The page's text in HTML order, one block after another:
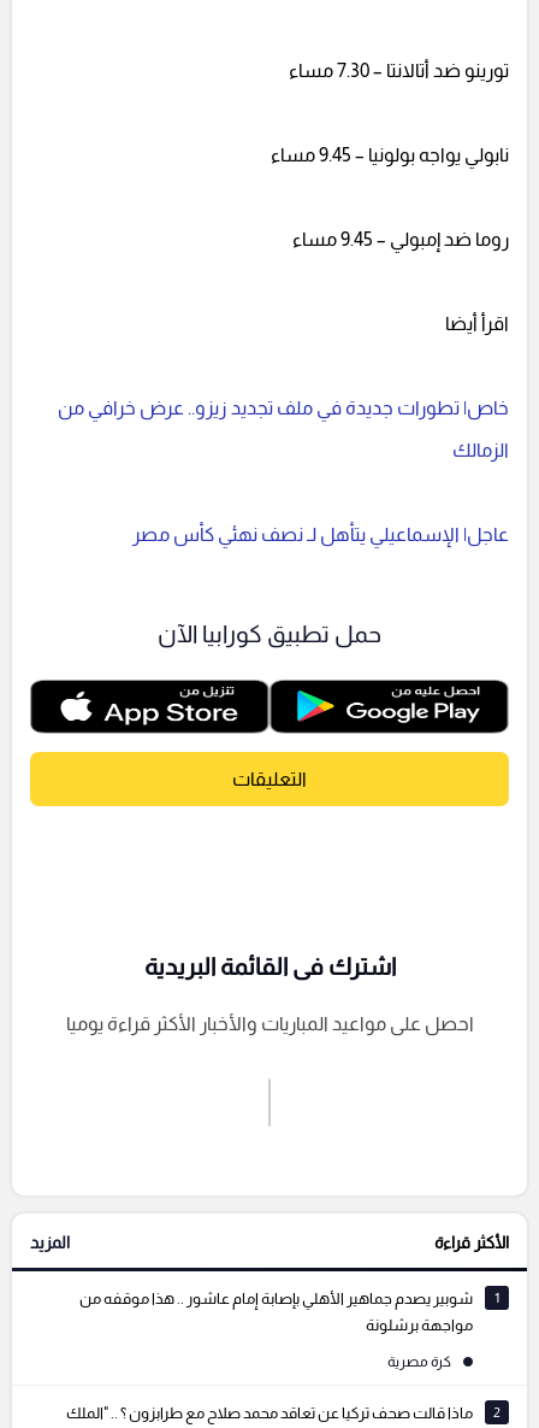
تورينو ضد أتالانتا – 7.30 مساء
نابولي يواجه بولونيا – 9.45 مساء
روما ضد إمبولي – 9.45 مساء
اقرأ أيضا
خاص| تطورات جديدة في ملف تجديد زيزو.. عرض خرافي من
الزمالك
عاجل| الإسماعيلي يتأهل لـ نصف نهئي كأس مصر
حمل تطبيق كورابيا الآن
التعليقات
إرسال تعليق
التعليقات السابقة
اشترك فى القائمة البريدية
احصل على مواعيد المباريات والأخبار الأكثر قراءة يوميا
الأكثر قراءة المزيد
1
شوبير يصدم جماهير الأهلي بإصابة إمام عاشور .. هذا موقفه من
مواجهة برشلونة
كرة مصرية
2 ماذا قالت صحف تركيا عن تعاقد محمد صلاح مع طرابزون ؟ .. "الملك